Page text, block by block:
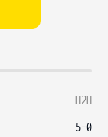
H2H
5-0